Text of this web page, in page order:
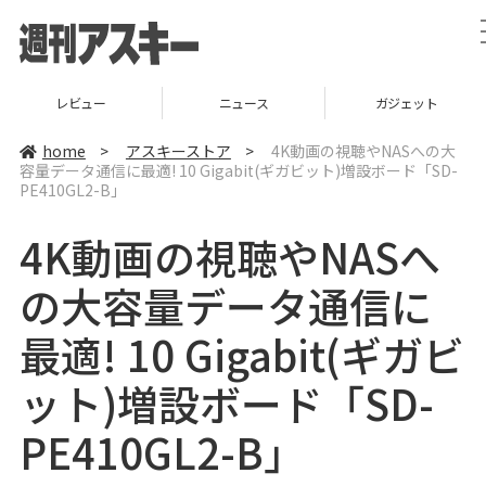
レビュー ニュース ガジェット
home > アスキーストア >
4K動画の視聴やNASへの大
容量データ通信に最適! 10 Gigabit(ギガビット)増設ボード「SD-
PE410GL2-B」
4K動画の視聴やNASへ
の大容量データ通信に
最適! 10 Gigabit(ギガビ
ット)増設ボード「SD-
PE410GL2-B」